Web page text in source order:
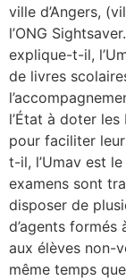
ville d’Angers,
l’ONG
explique-t-il,
de livres
l’État à doter
pour faciliter
t-il, l’Umav est
examens sont
disposer de
d’agents
aux élèves non-
même temps